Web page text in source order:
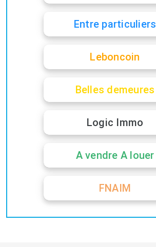
Entre particuliers
Leboncoin
Belles demeures
Logic Immo
A vendre A louer
FNAIM